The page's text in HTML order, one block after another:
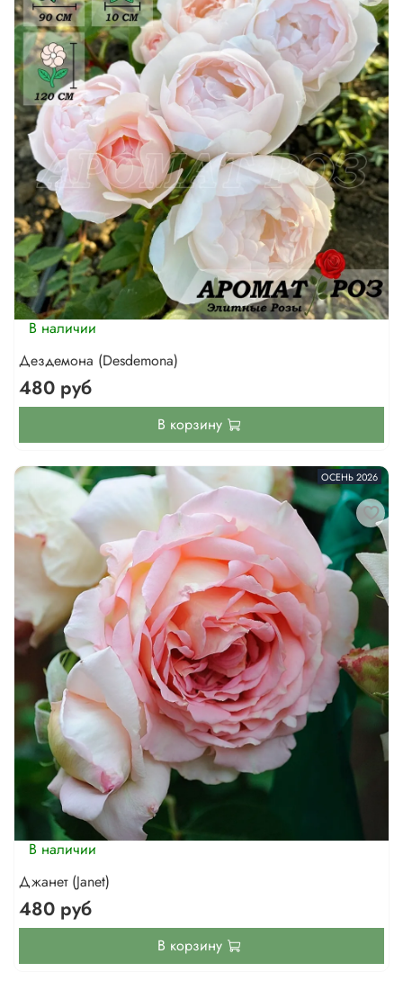
В наличии
Дездемона (Desdemona)
480 руб
В корзину
ОСЕНЬ 2026
В наличии
Джанет (Janet)
480 руб
В корзину